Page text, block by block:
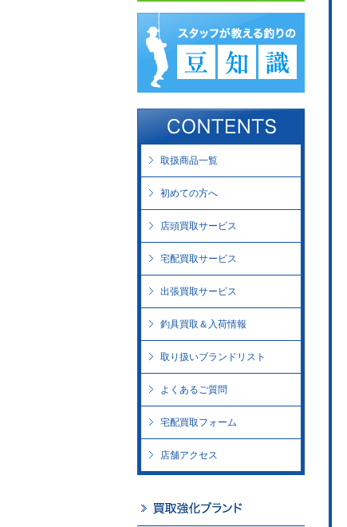
取扱商品一覧
初めての方へ
店頭買取サービス
宅配買取サービス
出張買取サービス
釣具買取＆入荷情報
取り扱いブランドリスト
よくあるご質問
宅配買取フォーム
店舗アクセス